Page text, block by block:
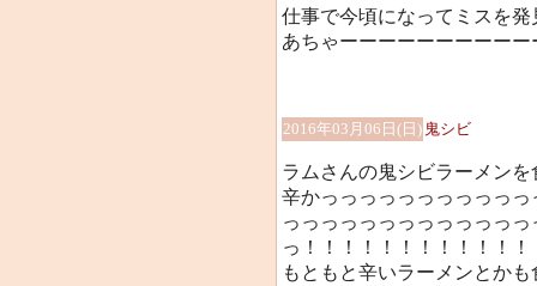
仕事で今頃になってミスを発
あちゃーーーーーーーーーー
2016年03月06日(日) 鬼シビ
ラムさんの鬼シビラーメン
辛かっっっっっっっっっっ
っっっっっっっっっっっっ
っ！！！！！！！！！！！
もともと辛いラーメンとか